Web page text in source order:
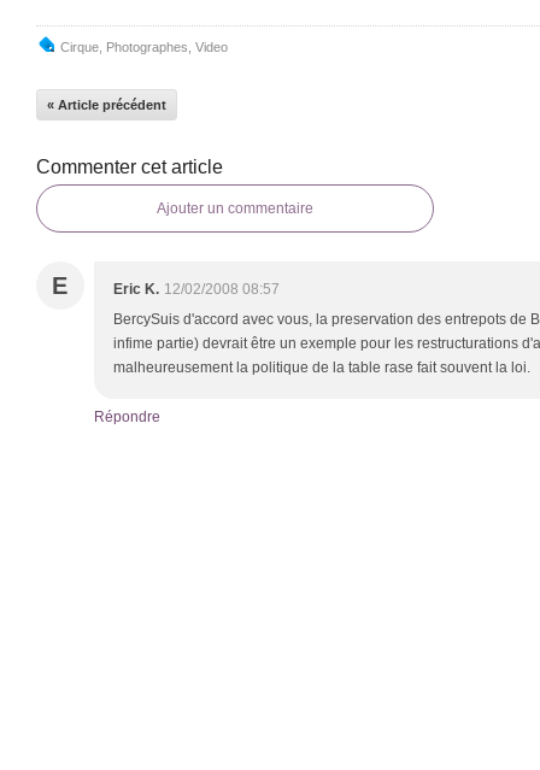
Cirque Photographes Video
« Article précédent
Commenter cet article
Ajouter un commentaire
E Eric K. 12/02/2008 08:57
BercySuis d'accord avec vous, la preservation des entrepots de
infime partie) devrait être un exemple pour les restructurations
malheureusement la politique de la table rase fait souvent la loi.
Répondre